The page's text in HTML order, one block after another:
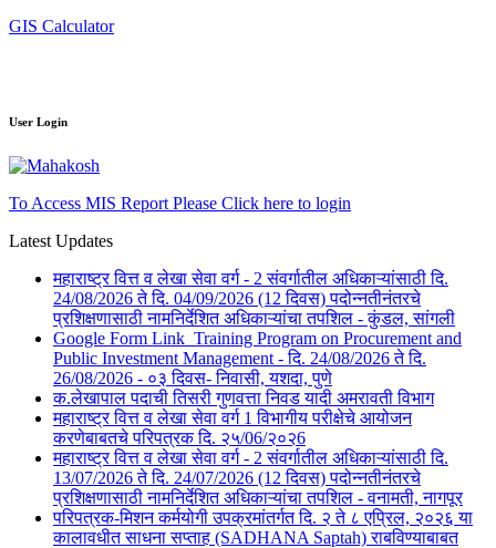
GIS Calculator
User Login
To Access MIS Report Please Click here to login
Latest Updates
महाराष्ट्र वित्त व लेखा सेवा वर्ग - 2 संवर्गातील अधिकाऱ्यांसाठी दि.
24/08/2026 ते दि. 04/09/2026 (12 दिवस) पदोन्नतीनंतरचे
प्रशिक्षणासाठी नामनिर्देशित अधिकाऱ्यांचा तपशिल - कुंडल, सांगली​​
Google Form Link_Training Program on Procurement and
Public Investment Management - दि. 24/08/2026 ते दि.
26/08/2026 - ०३ दिवस- निवासी, यशदा, पुणे​
क.लेखापाल पदाची तिसरी गुणवत्ता निवड यादी अमरावती विभाग
महाराष्ट्र वित्त व लेखा सेवा वर्ग 1 विभागीय परीक्षेचे आयोजन
करणेबाबतचे परिपत्रक दि. २५/06/२०२6
महाराष्ट्र वित्त व लेखा सेवा वर्ग - 2 संवर्गातील अधिकाऱ्यांसाठी दि.
13/07/2026 ते दि. 24/07/2026 (12 दिवस) पदोन्नतीनंतरचे
प्रशिक्षणासाठी नामनिर्देशित अधिकाऱ्यांचा तपशिल - वनामती, नागपूर
परिपत्रक-मिशन कर्मयोगी उपक्रमांतर्गत दि. २ ते ८ एप्रिल, २०२६ या
कालावधीत साधना सप्ताह (SADHANA Saptah) राबविण्याबाबत